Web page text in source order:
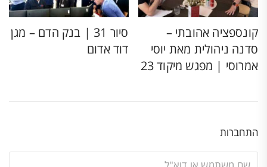
קונספציה אהובתי –
סדנה ניהולית מאת יוסי
אמרוסי | מפגש מיקוד 23
סיור 31 | בנק הדם – מגן
דוד אדום
התחברות